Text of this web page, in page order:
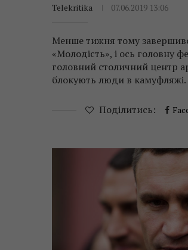
Telekritika 07.06.2019 13:06
Менше тижня тому
«Молодість», і ось головну
головний столичний центр
блокують люди в камуфляжі.
Поділитись: